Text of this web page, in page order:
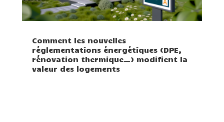
Comment les nouvelles
réglementations énergétiques (DPE,
rénovation thermique…) modifient la
valeur des logements